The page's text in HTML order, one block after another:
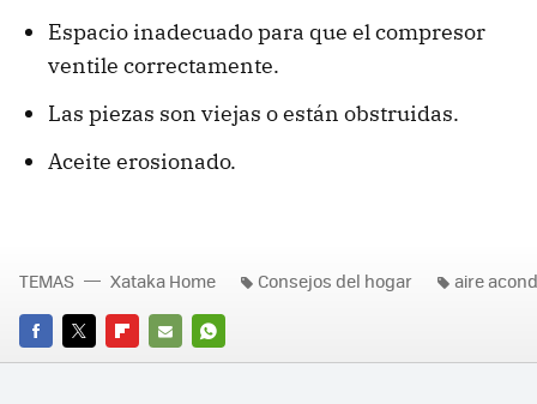
Espacio inadecuado para que el compresor
ventile correctamente.
Las piezas son viejas o están obstruidas.
Aceite erosionado.
FACEBOOK
TWITTERFLIPBOARD
E-
WHATSAPP
TEMAS Xataka Home Consejos del hogar aire